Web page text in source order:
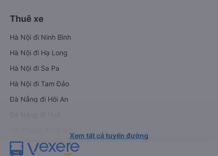
Thuê xe
Hà Nội đi Ninh Bình
Hà Nội đi Hạ Long
Hà Nội đi Sa Pa
Hà Nội đi Tam Đảo
Đà Nẵng đi Hội An
Xem tất cả tuyến đường